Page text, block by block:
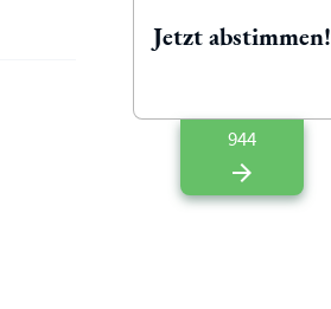
Jetzt abstimmen!
944